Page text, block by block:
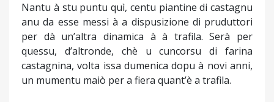
Nantu à stu puntu quì, centu piantine di castagnu
anu da esse messi à a dispusizione di pruduttori
per dà un’altra dinamica à à trafila. Serà per
quessu, d’altronde, chè u cuncorsu di farina
castagnina, volta issa dumenica dopu à novi anni,
un mumentu maiò per a fiera quant’è a trafila.